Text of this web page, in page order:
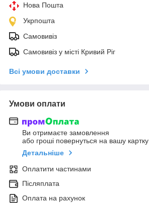
Нова Пошта
Укрпошта
Самовивіз
Самовивіз у місті Кривий Ріг
Всі умови доставки
Умови оплати
Ви отримаєте замовлення
або гроші повернуться на вашу картку
Детальніше
Оплатити частинами
Післяплата
Оплата на рахунок